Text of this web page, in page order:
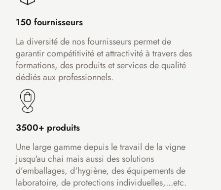
150 fournisseurs
La diversité de nos fournisseurs permet de
garantir compétitivité et attractivité à travers des
formations, des produits et services de qualité
dédiés aux professionnels.
3500+ produits
Une large gamme depuis le travail de la vigne
jusqu'au chai mais aussi des solutions
d’emballages, d'hygiène, des équipements de
laboratoire, de protections individuelles,...etc.